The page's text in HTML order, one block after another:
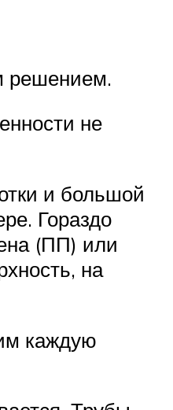
решением.
не
и большой
Гораздо
(ПП) или
на
каждую